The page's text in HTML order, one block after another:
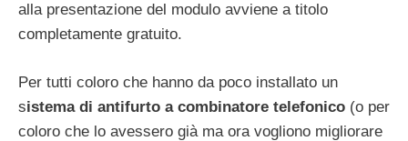
alla presentazione del modulo avviene a titolo
completamente gratuito.
Per tutti coloro che hanno da poco installato un
sistema di antifurto a combinatore telefonico (o per
coloro che lo avessero già ma ora vogliono migliorare